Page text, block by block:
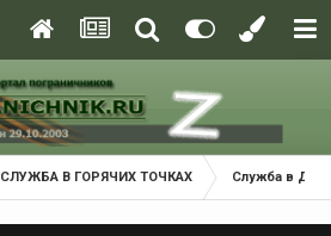
СЛУЖБА В ГОРЯЧИХ ТОЧКАХ Служба в ДРА